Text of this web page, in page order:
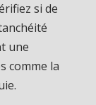
si de
une
comme la